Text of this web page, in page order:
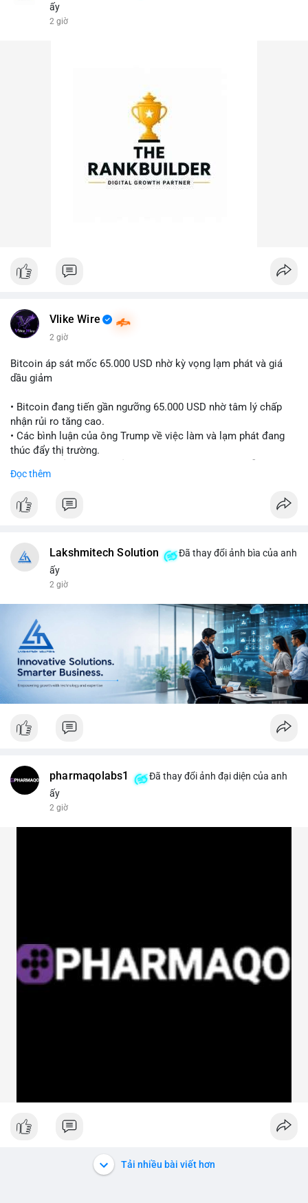
ấy
2 giờ
Vlike Wire
2 giờ
Bitcoin áp sát mốc 65.000 USD nhờ kỳ vọng lạm phát và giá
dầu giảm
• Bitcoin đang tiến gần ngưỡng 65.000 USD nhờ tâm lý chấp
nhận rủi ro tăng cao.
• Các bình luận của ông Trump về việc làm và lạm phát đang
thúc đẩy thị trường.
tăng của tài sản rủi ro.
phiếu kho bạc và chỉ số USD có giảm hay không.
$btc
📰 Nguồn: CoinDesk
Đọc thêm
Lakshmitech Solution
Đã thay đổi ảnh bìa của anh
ấy
2 giờ
pharmaqolabs1
Đã thay đổi ảnh đại diện của anh
ấy
2 giờ
Tải nhiều bài viết hơn